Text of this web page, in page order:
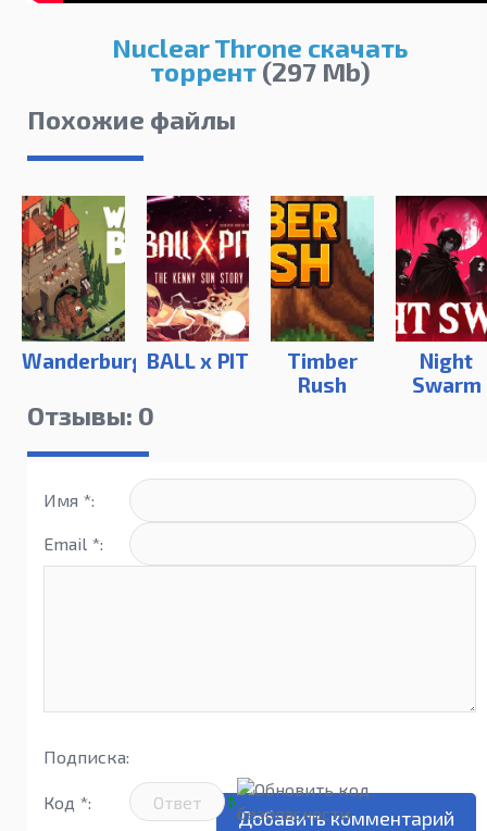
Nuclear Throne скачать
торрент(297 Mb)
Похожие файлы
Wanderburg BALL x PIT
Timber
Rush
Night
Swarm
Отзывы: 0
Имя *:
Email *:
Подписка:
Код *: